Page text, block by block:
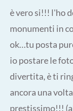
è vero si!!! l'ho
monumenti in
ok…tu posta
io postare le
divertita, è ti
ancora una
prestissimo!!!